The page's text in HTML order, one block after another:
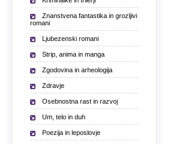
Znanstvena fantastika in grozljivi
romani
Ljubezenski romani
Strip, anima in manga
Zgodovina in arheologija
Zdravje
Osebnostna rast in razvoj
Um, telo in duh
Poezija in leposlovje